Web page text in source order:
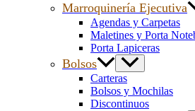
Marroquinería Ejecutiva
Agendas y Carpetas
Maletines y Porta
Porta Lapiceras
Bolsos
Carteras
Bolsos y Mochilas
Discontinuos